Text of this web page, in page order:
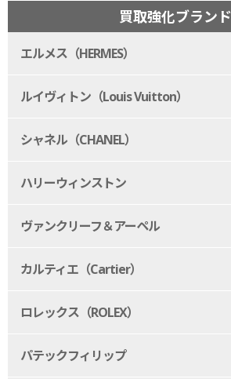
買取強化ブランド
エルメス（HERMES）
ルイヴィトン（Louis Vuitton）
シャネル（CHANEL）
ハリーウィンストン
ヴァンクリーフ＆アーペル
カルティエ（Cartier）
ロレックス（ROLEX）
パテックフィリップ